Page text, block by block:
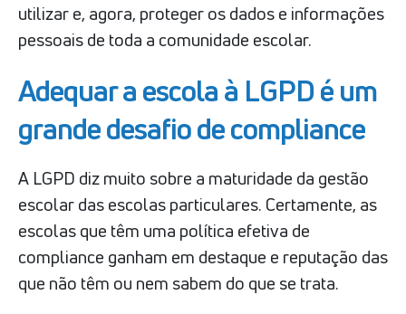
utilizar e, agora, proteger os dados e informações
pessoais de toda a comunidade escolar.
Adequar a escola à LGPD é um
grande desafio de compliance
A LGPD diz muito sobre a maturidade da gestão
escolar das escolas particulares. Certamente, as
escolas que têm uma política efetiva de
compliance ganham em destaque e reputação das
que não têm ou nem sabem do que se trata.